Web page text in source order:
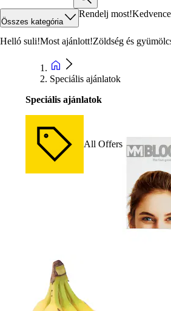
Összes kategória
Rendelj most!
Helló suli!Most ajánlott!Zöldség és
Speciális ajánlatok
Speciális ajánlatok
All Offers